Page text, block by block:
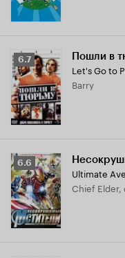
Рейтинг
Кинопоиска
6.7
6.7 Пошли в
Let's Go to
Barry
Рейтинг
Кинопоиска
6.6
6.6
Ultimate
Chief